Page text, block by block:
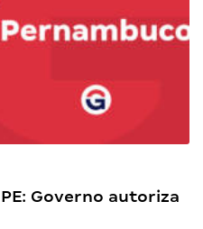
Governo autoriza